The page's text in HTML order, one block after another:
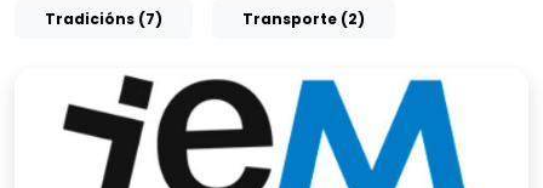
Tradicións (7) Transporte (2)